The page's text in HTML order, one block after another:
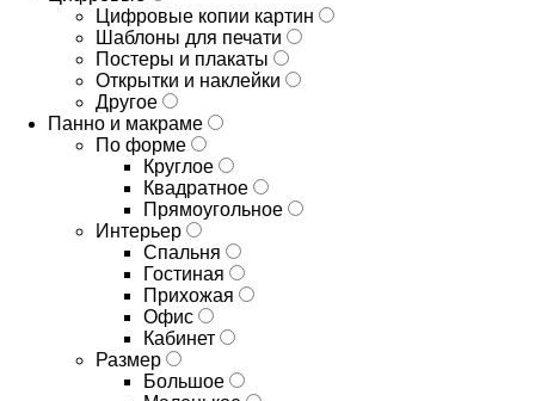
Цифровые копии картин
Шаблоны для печати
Постеры и плакаты
Открытки и наклейки
Другое
Панно и макраме
По форме
Круглое
Квадратное
Прямоугольное
Интерьер
Спальня
Гостиная
Прихожая
Офис
Кабинет
Размер
Большое